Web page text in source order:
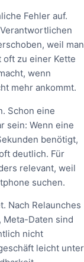
Fehler auf.
weil man
zu einer Kette
wenn
mehr ankommt.
Schon eine
sein: Wenn eine
benötigt,
deutlich. Für
relevant, weil
suchen.
Nach Relaunches
Daten sind
nicht
leicht unter